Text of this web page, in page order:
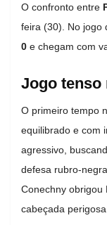
O confronto entre
feira (30). No jogo
0 e chegam com
Jogo tenso
O primeiro tempo
equilibrado e com
agressivo,
defesa rubro-
Conechny obrigou
cabeçada perigosa.